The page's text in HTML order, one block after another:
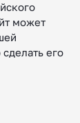
может
его